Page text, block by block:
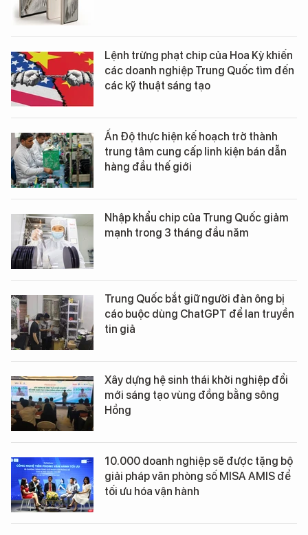
Lệnh trừng phạt chip của Hoa Kỳ khiến
các doanh nghiệp Trung Quốc tìm đến
các kỹ thuật sáng tạo
Ấn Độ thực hiện kế hoạch trở thành
trung tâm cung cấp linh kiện bán dẫn
hàng đầu thế giới
Nhập khẩu chip của Trung Quốc giảm
mạnh trong 3 tháng đầu năm
Trung Quốc bắt giữ người đàn ông bị
cáo buộc dùng ChatGPT để lan truyền
tin giả
Xây dựng hệ sinh thái khởi nghiệp đổi
mới sáng tạo vùng đồng bằng sông
Hồng
10.000 doanh nghiệp sẽ được tặng bộ
giải pháp văn phòng số MISA AMIS để
tối ưu hóa vận hành